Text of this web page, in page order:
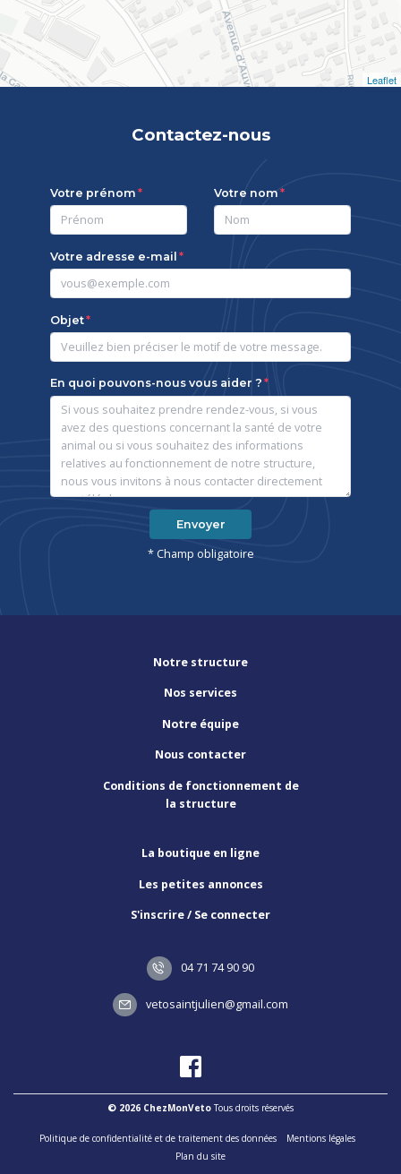
Leaflet
Contactez-nous
Votre prénom Votre nom
Votre adresse e-mail
Objet
En quoi pouvons-nous vous aider ?
Envoyer
* Champ obligatoire
Notre structure
Nos services
Notre équipe
Nous contacter
Conditions de fonctionnement de
la structure
La boutique en ligne
Les petites annonces
S'inscrire / Se connecter
04 71 74 90 90
vetosaintjulien@gmail.com
© 2026 ChezMonVetoTous droits réservés
Politique de confidentialité et de traitement des données
Mentions légales
Plan du site